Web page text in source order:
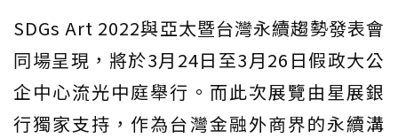
SDGs Art 2022與亞太暨台灣永續趨勢發表會
同場呈現，將於3月24日至3月26日假政大公
企中心流光中庭舉行。而此次展覽由星展銀
行獨家支持，作為台灣金融外商界的永續溝